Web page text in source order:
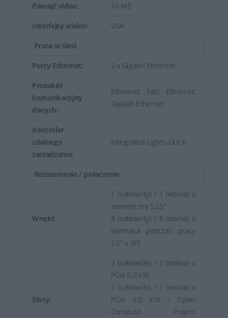
Pamięć video: 16 MB
Interfejsy wideo: VGA
Praca w sieci
Porty Ethernet: 2 x Gigabit Ethernet
Protokół
komunkacyjny
danych:
Ethernet, Fast Ethernet,
Gigabit Ethernet
Kontroler
zdalnego
zarzadzania:
Integrated Lights-Out 6
Rozszerzenie / połączenie
Wnęki:
1 (całkowity) / 1 (wolna) x
zewnętrzny 5,25"
8 (całkowity) / 8 (wolna) x
wymiana podczas pracy
2,5" x SFF
Sloty:
2 (całkowity) / 2 (wolna) x
PCIe 5.0 x16
1 (całkowity) / 1 (wolna) x
PCIe 5.0 x16 / Open
Compute Project